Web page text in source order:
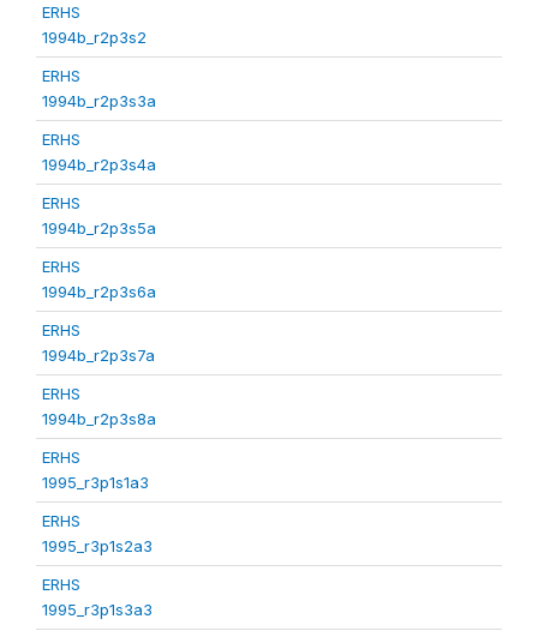
ERHS
1994b_r2p3s2
ERHS
1994b_r2p3s3a
ERHS
1994b_r2p3s4a
ERHS
1994b_r2p3s5a
ERHS
1994b_r2p3s6a
ERHS
1994b_r2p3s7a
ERHS
1994b_r2p3s8a
ERHS
1995_r3p1s1a3
ERHS
1995_r3p1s2a3
ERHS
1995_r3p1s3a3